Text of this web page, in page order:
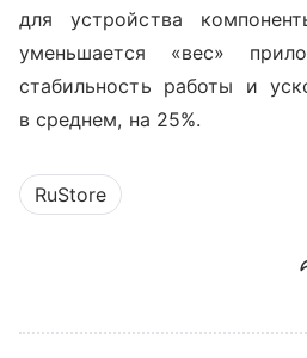
для устройства
уменьшается «вес»
стабильность работы и
в среднем, на 25%.
RuStore